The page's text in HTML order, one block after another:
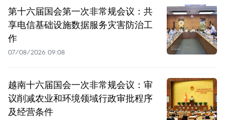
第十六届国会第一次非常规会议：共
享电信基础设施数据服务灾害防治工
作
07/08/2026 09:08
越南十六届国会一次非常规会议：审
议削减农业和环境领域行政审批程序
及经营条件